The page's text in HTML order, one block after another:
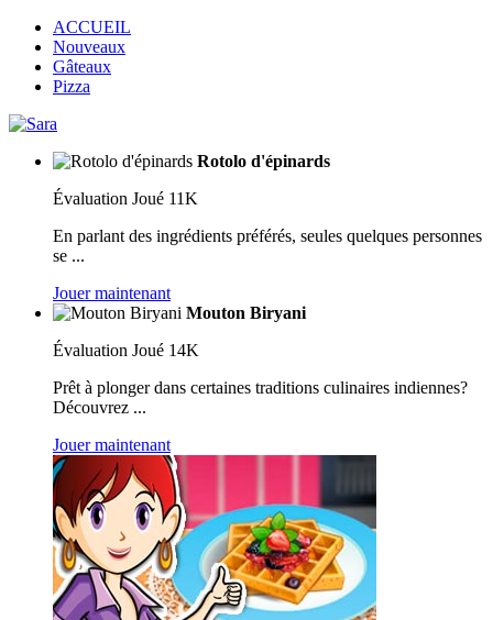
ACCUEIL
Nouveaux
Gâteaux
Pizza
Rotolo d'épinards
Évaluation Joué 11K
En parlant des ingrédients préférés, seules quelques personnes
se ...
Jouer maintenant
Mouton Biryani
Évaluation Joué 14K
Prêt à plonger dans certaines traditions culinaires indiennes?
Découvrez ...
Jouer maintenant